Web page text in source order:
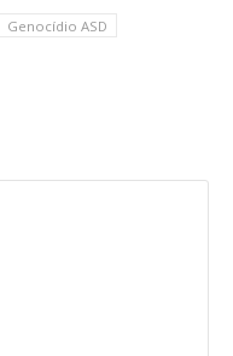
Genocídio ASD